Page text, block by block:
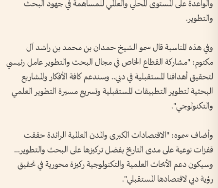
والواعدة على المستوى المحلي والعالمي للمساهمة في جهود البحث
والتطوير.
وفي هذه المناسبة قال سمو الشيخ حمدان بن محمد بن راشد آل
مكتوم: "مشاركة القطاع الخاص في مجال البحث والتطوير عامل رئيسي
لتحقيق أهدافنا المستقبلية في دبي.. وسندعم كافة الأفكار والمشاريع
البحثية لتطوير التطبيقات المستقبلية وتسريع مسيرة التطوير العلمي
والتكنولوجي".
وأضاف سموه: "الاقتصادات الكبرى والمدن العالمية الرائدة حققت
قفزات نوعية على مدى التاريخ بفضل تركيزها على البحث والتطوير...
وسيكون دعم الأبحاث العلمية والتكنولوجية ركيزة محورية في تحقيق
رؤية دبي لاقتصادها المستقبلي".